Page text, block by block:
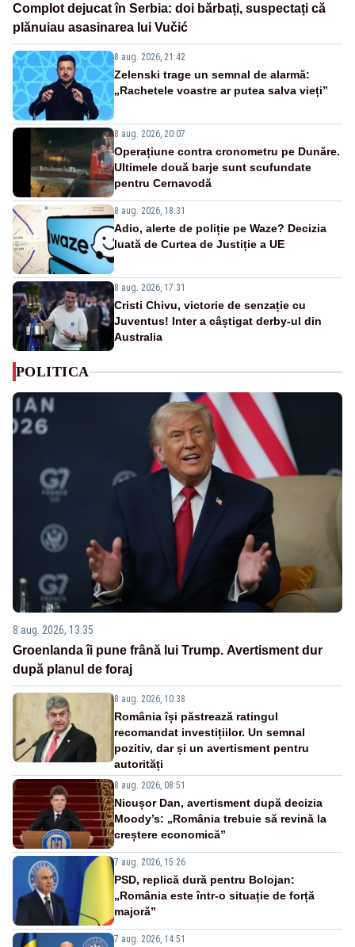
Complot dejucat în Serbia: doi bărbați, suspectați că
plănuiau asasinarea lui Vučić
8 aug. 2026, 21:42
Zelenski trage un semnal de alarmă:
„Rachetele voastre ar putea salva vieți”
8 aug. 2026, 20:07
Operațiune contra cronometru pe Dunăre.
Ultimele două barje sunt scufundate
pentru Cernavodă
8 aug. 2026, 18:31
Adio, alerte de poliție pe Waze? Decizia
luată de Curtea de Justiție a UE
8 aug. 2026, 17:31
Cristi Chivu, victorie de senzație cu
Juventus! Inter a câștigat derby-ul din
Australia
POLITICA
8 aug. 2026, 13:35
Groenlanda îi pune frână lui Trump. Avertisment dur
după planul de foraj
8 aug. 2026, 10:38
România își păstrează ratingul
recomandat investițiilor. Un semnal
pozitiv, dar și un avertisment pentru
autorități
8 aug. 2026, 08:51
Nicușor Dan, avertisment după decizia
Moody’s: „România trebuie să revină la
creștere economică”
7 aug. 2026, 15:26
PSD, replică dură pentru Bolojan:
„România este într-o situație de forță
majoră”
7 aug. 2026, 14:51